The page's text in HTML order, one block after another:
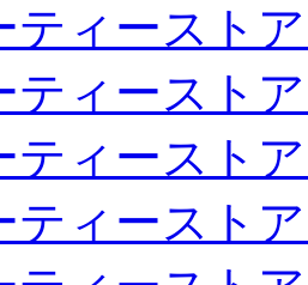
ティースト
ティースト
ティースト
ティースト